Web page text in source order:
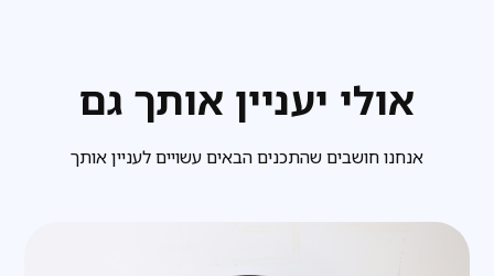
אולי יעניין אותך גם
אנחנו חושבים שהתכנים הבאים עשויים לעניין אותך